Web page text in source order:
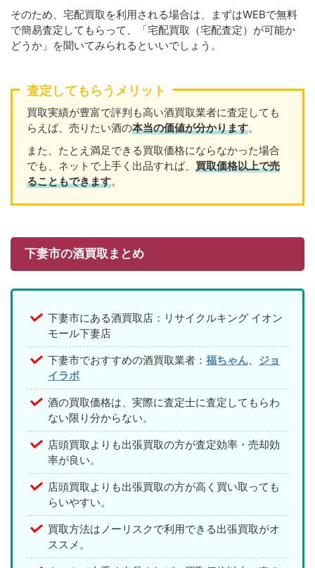
そのため、宅配買取を利用される場合は、まずはWEBで無料
で簡易査定してもらって、「宅配買取（宅配査定）が可能か
どうか」を聞いてみられるといいでしょう。
査定してもらうメリット
買取実績が豊富で評判も高い酒買取業者に査定しても
らえば、売りたい酒の本当の価値が分かります。
また、たとえ満足できる買取価格にならなかった場合
でも、ネットで上手く出品すれば、 買取価格以上で売
ることもできます。
下妻市の酒買取まとめ
下妻市にある酒買取店：リサイクルキング イオン
モール下妻店
下妻市でおすすめの酒買取業者： 福ちゃん
ジョ
イラボ
酒の買取価格は、実際に査定士に査定してもらわ
ない限り分からない。
店頭買取よりも出張買取の方が査定効率・売却効
率が良い。
店頭買取よりも出張買取の方が高く買い取っても
らいやすい。
買取方法はノーリスクで利用できる出張買取がオ
ススメ。